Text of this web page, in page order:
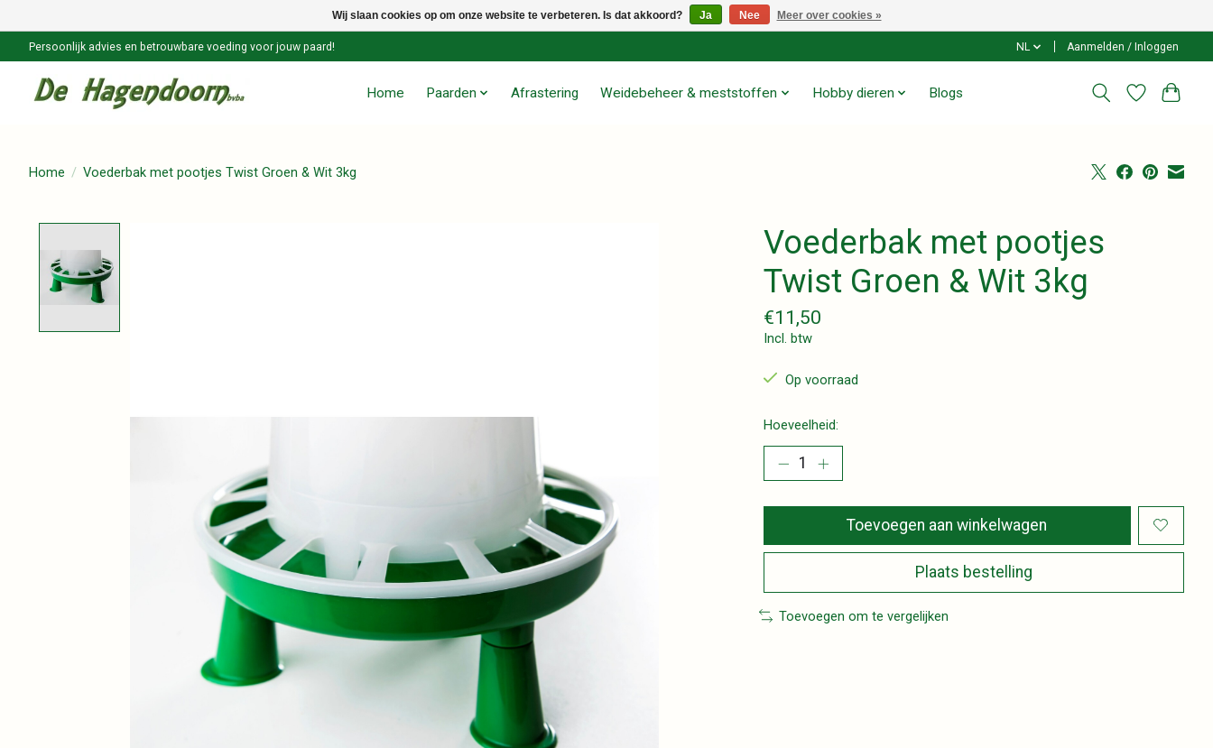
Persoonlijk advies en betrouwbare voeding voor jouw paard! NL Aanmelden / Inloggen
Home Paarden Afrastering Weidebeheer & meststoffen Hobby dieren Blogs
Home / Voederbak met pootjes Twist Groen & Wit 3kg
Voederbak met pootjes
Twist Groen & Wit 3kg
€11,50
Incl. btw
Op voorraad
Hoeveelheid:
Toevoegen aan winkelwagen
Plaats bestelling
Toevoegen om te vergelijken
Wij slaan cookies op om onze website te verbeteren. Is dat akkoord? Ja Nee Meer over cookies »